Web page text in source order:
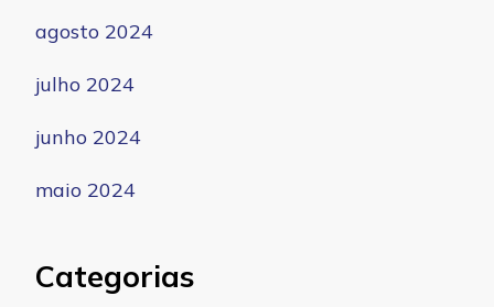
agosto 2024
julho 2024
junho 2024
maio 2024
Categorias